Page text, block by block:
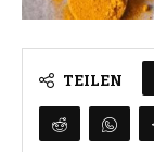
TEILEN